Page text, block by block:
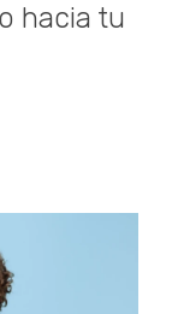
hacia tu